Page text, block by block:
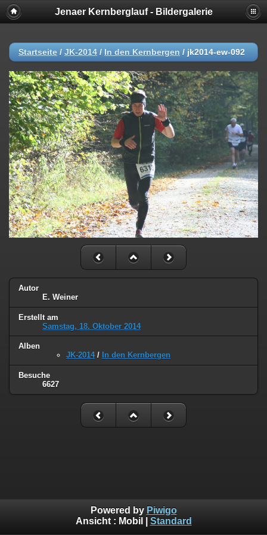
Jenaer Kernberglauf - Bildergalerie
Startseite / JK-2014 / In den Kernbergen / jk2014-ew-092
Autor
E. Weiner
Erstellt am
Samstag, 18. Oktober 2014
Alben
JK-2014/ In den Kernbergen
Besuche
6627
Powered by Piwigo
Ansicht : Mobil Standard